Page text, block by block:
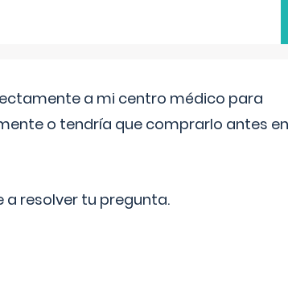
a mi centro médico para
o tendría que comprarlo antes en
a resolver tu pregunta.